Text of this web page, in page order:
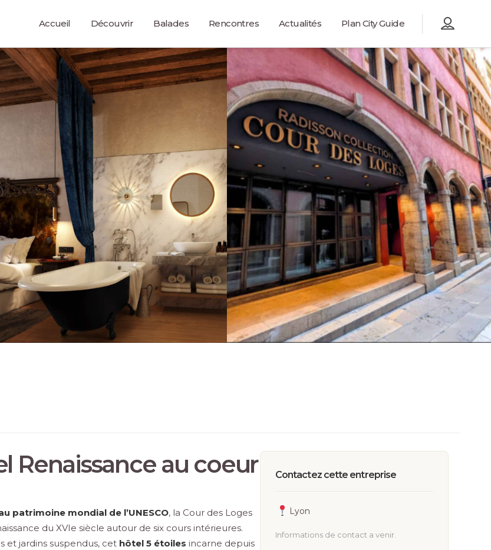
Accueil Découvrir Balades Rencontres Actualités Plan City Guide
Renaissance au coeur
patrimoine mondial de l’UNESCO, la Cour des Loges
du XVIe siècle autour de six cours intérieures.
et jardins suspendus, cet hôtel 5 étoiles incarne depuis
Contactez cette entreprise
Lyon
Informations de contact a venir.